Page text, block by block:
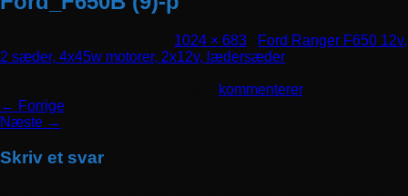
1024 × 683
Ford Ranger F650 12v,
2 sæder, 4x45w motorer, 2x12v, lædersæder
kommenterer.
← Forrige
Næste →
Skriv et svar